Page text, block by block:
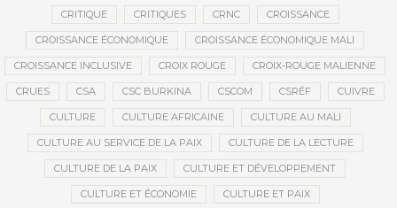
CRITIQUE CRITIQUES CRNC CROISSANCE
CROISSANCE ÉCONOMIQUE CROISSANCE ÉCONOMIQUE MALI
CROISSANCE INCLUSIVE CROIX ROUGE CROIX-ROUGE MALIENNE
CRUES CSA CSC BURKINA CSCOM CSRÉF CUIVRE
CULTURE CULTURE AFRICAINE CULTURE AU MALI
CULTURE AU SERVICE DE LA PAIX CULTURE DE LA LECTURE
CULTURE DE LA PAIX CULTURE ET DÉVELOPPEMENT
CULTURE ET ÉCONOMIE CULTURE ET PAIX